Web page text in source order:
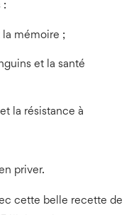
:
mémoire ;
et la santé
la résistance à
priver.
cette belle recette de